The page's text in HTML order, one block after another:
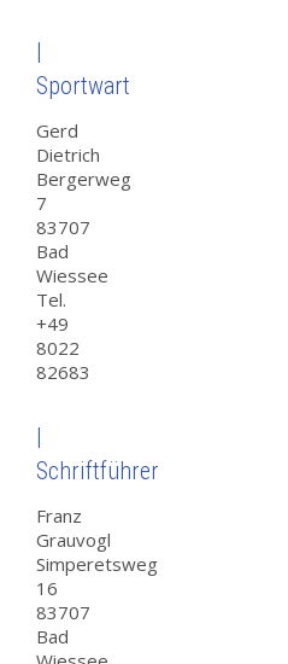
|
Sportwart
Gerd
Dietrich
Bergerweg
7
83707
Bad
Wiessee
Tel.
+49
8022
82683
|
Schriftführer
Franz
Grauvogl
Simperetsweg
16
83707
Bad